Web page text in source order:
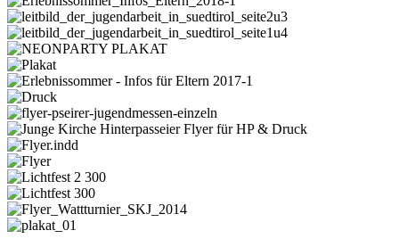
bzw
Erlebnissommer_Infos_Eltern_2018-
1
leitbild_der_jugendarbeit_in_suedtirol_seite2u3
leitbild_der_jugendarbeit_in_suedtirol_seite1u4
NEONPARTY
PLAKAT
Plakat
Erlebnissommer
-
Infos
für
Eltern
2017-
1
Druck
flyer-
pseirer-
jugendmessen-
einzeln
Junge
Kirche
Hinterpasseier
Flyer
für
HP
Flyer.indd
Flyer
Lichtfest
2
300
Lichtfest
300
Flyer_Wattturnier_SKJ_2014